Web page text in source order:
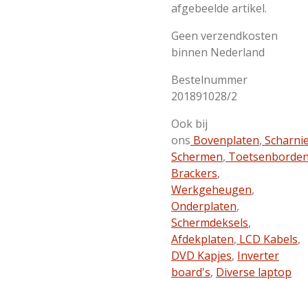
afgebeelde artikel.
Geen verzendkosten
binnen Nederland
Bestelnummer
201891028/2
Ook bij
ons Bovenplaten,
Schermen,
Brackers,
Werkgeheugen,
Onderplaten,
Schermdeksels,
Afdekplaten, LCD Kabels,
DVD Kapjes, Inverter
board's, Diverse laptop